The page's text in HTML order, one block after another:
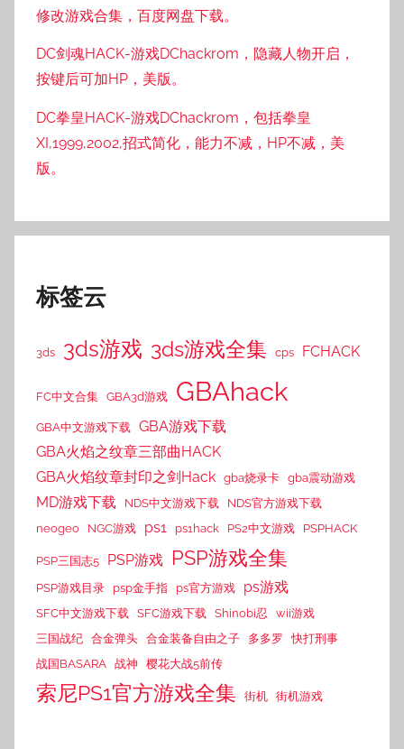
修改游戏合集，百度网盘下载。
DC剑魂HACK-游戏DChackrom，隐藏人物开启，
按键后可加HP，美版。
DC拳皇HACK-游戏DChackrom，包括拳皇
XI,1999,2002,招式简化，能力不减，HP不减，美
版。
标签云
3ds 3ds游戏 3ds游戏全集 cps FCHACK
FC中文合集 GBA3d游戏 GBAhack
GBA中文游戏下载
GBA游戏下载
GBA火焰之纹章三部曲HACK
GBA火焰纹章封印之剑Hack gba烧录卡 gba震动游戏
MD游戏下载 NDS中文游戏下载
NDS官方游戏下载
neogeo
NGC游戏 ps1 ps1hack PS2中文游戏 PSPHACK
PSP三国志5 PSP游戏 PSP游戏全集
PSP游戏目录 psp金手指 ps官方游戏 ps游戏
SFC中文游戏下载 SFC游戏下载 Shinobi忍
wii游戏
三国战纪 合金弹头 合金装备自由之子 多多罗
快打刑事
战国BASARA 战神 樱花大战5前传
索尼PS1官方游戏全集 街机 街机游戏